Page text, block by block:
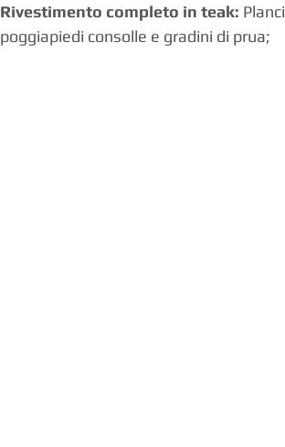
Rivestimento completo in teak:
poggiapiedi consolle e gradini di prua;